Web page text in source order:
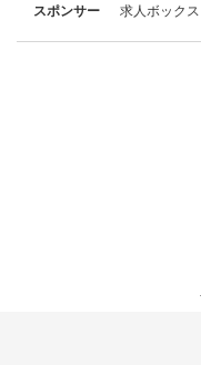
スポンサー
求人ボックス